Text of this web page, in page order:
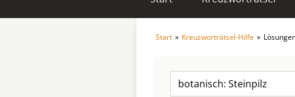
Start » Kreuzworträtsel-Hilfe »